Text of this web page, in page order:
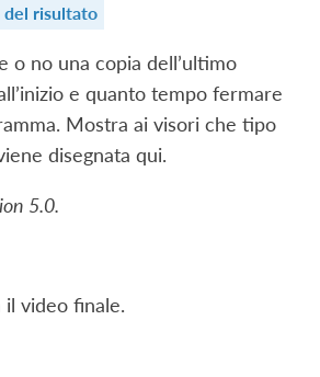
del risultato
o no una copia dell’ultimo
e quanto tempo fermare
Mostra ai visori che tipo
disegnata qui.
5.0.
il video finale.